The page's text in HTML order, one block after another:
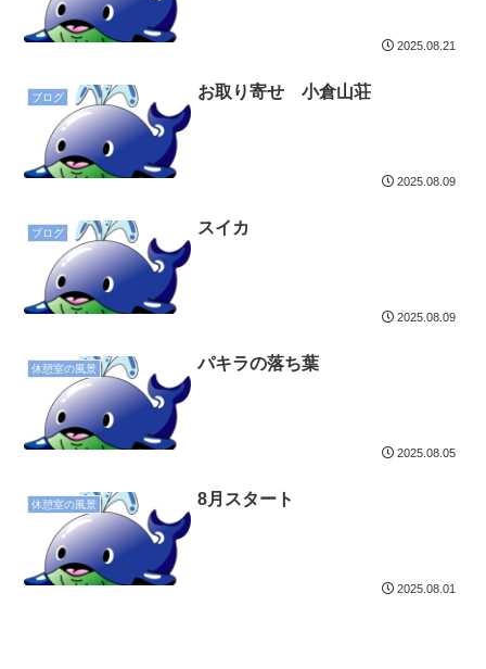
2025.08.21
ブログ お取り寄せ 小倉山荘
2025.08.09
ブログ スイカ
2025.08.09
休憩室の風景 パキラの落ち葉
2025.08.05
休憩室の風景 8月スタート
2025.08.01